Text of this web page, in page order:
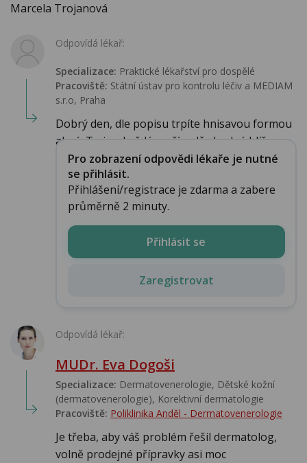
Marcela Trojanová
Odpovídá lékař:
Specializace: Praktické lékařství pro dospělé
Pracoviště: Státní ústav pro kontrolu léčiv a MEDIAM
s.r.o, Praha
Dobrý den, dle popisu trpíte hnisavou formou
akné. To je v každém případě vhodné blíže vy...
Pro zobrazení odpovědi lékaře je nutné
se přihlásit.
Přihlášení/registrace je zdarma a zabere
průměrně 2 minuty.
Přihlásit se
Zaregistrovat
Odpovídá lékař:
MUDr. Eva Dogoši
Specializace: Dermatovenerologie, Dětské kožní
(dermatovenerologie), Korektivní dermatologie
Pracoviště: Poliklinika Anděl - Dermatovenerologie
Je třeba, aby váš problém řešil dermatolog,
volně prodejné přípravky asi moc